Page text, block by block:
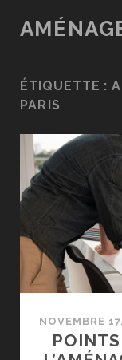
ÉTIQUETTE :
PARIS
NOVEMBRE